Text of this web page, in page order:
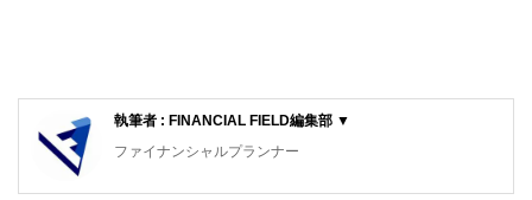
執筆者 : FINANCIAL FIELD編集部 ▼
ファイナンシャルプランナー
FinancialField編集部は、金融、経済に関する記事を、日々